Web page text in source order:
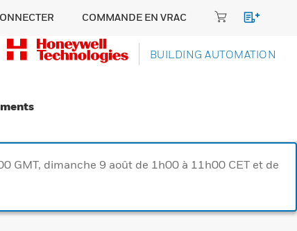
COMMANDE EN VRAC
BUILDING AUTOMATION
GMT, dimanche 9 août de 1h00 à 11h00 CET et de